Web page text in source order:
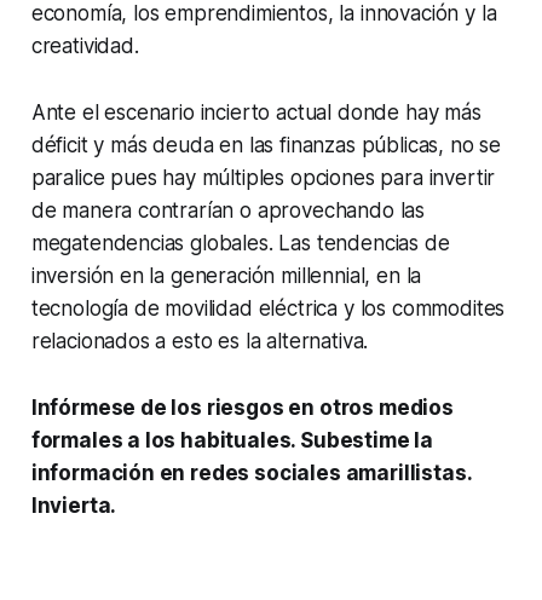
economía, los emprendimientos, la innovación y la
creatividad.
Ante el escenario incierto actual donde hay más
déficit y más deuda en las finanzas públicas, no se
paralice pues hay múltiples opciones para invertir
de manera contrarían o aprovechando las
megatendencias globales. Las tendencias de
inversión en la generación millennial , en la
tecnología de movilidad eléctrica y los commodites
relacionados a esto es la alternativa.
Infórmese de los riesgos en otros medios
formales a los habituales. Subestime la
información en redes sociales amarillistas.
Invierta.